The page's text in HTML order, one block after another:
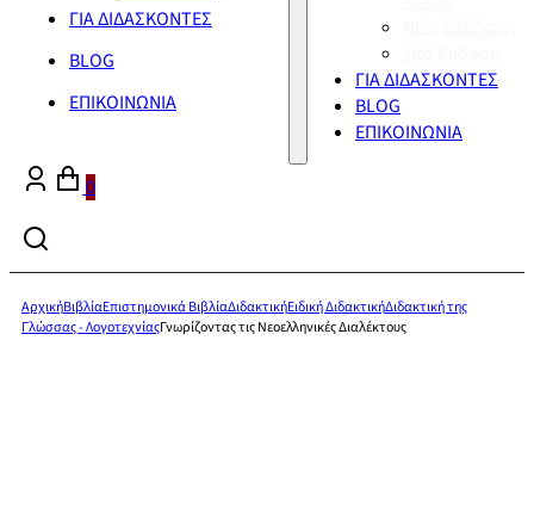
ΓΙΑ ΔΙΔΑΣΚΟΝΤΕΣ
BLOG
ΕΠΙΚΟΙΝΩΝΙΑ
ΓΙΑ ΔΙΔΑΣΚΟΝΤΕΣ
BLOG
ΕΠΙΚΟΙΝΩΝΙΑ
0
ΑρχικήΒιβλίαΕπιστημονικά ΒιβλίαΔιδακτικήΕιδική ΔιδακτικήΔιδακτική της
Γλώσσας - ΛογοτεχνίαςΓνωρίζοντας τις Νεοελληνικές Διαλέκτους